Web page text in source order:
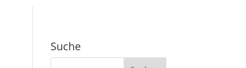
Suche
Suchen